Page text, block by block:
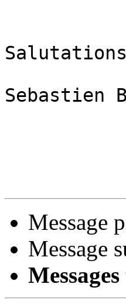
Sebastien
Message
Message